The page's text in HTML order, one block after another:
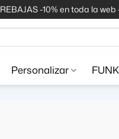
REBAJAS -10% en toda la
Personalizar